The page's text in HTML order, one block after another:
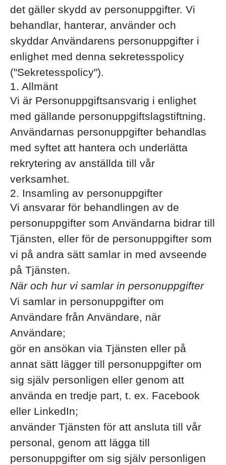
det gäller skydd av personuppgifter. Vi
behandlar, hanterar, använder och
skyddar Användarens personuppgifter i
enlighet med denna sekretesspolicy
("Sekretesspolicy").
1. Allmänt
Vi är Personuppgiftsansvarig i enlighet
med gällande personuppgiftslagstiftning.
Användarnas personuppgifter behandlas
med syftet att hantera och underlätta
rekrytering av anställda till vår
verksamhet.
2. Insamling av personuppgifter
Vi ansvarar för behandlingen av de
personuppgifter som Användarna bidrar till
Tjänsten, eller för de personuppgifter som
vi på andra sätt samlar in med avseende
på Tjänsten.
När och hur vi samlar in personuppgifter
Vi samlar in personuppgifter om
Användare från Användare, när
Användare;
gör en ansökan via Tjänsten eller på
annat sätt lägger till personuppgifter om
sig själv personligen eller genom att
använda en tredje part, t. ex. Facebook
eller LinkedIn;
använder Tjänsten för att ansluta till vår
personal, genom att lägga till
personuppgifter om sig själv personligen